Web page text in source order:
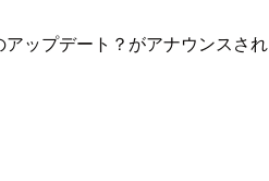
ップデート？がアナウンスされ